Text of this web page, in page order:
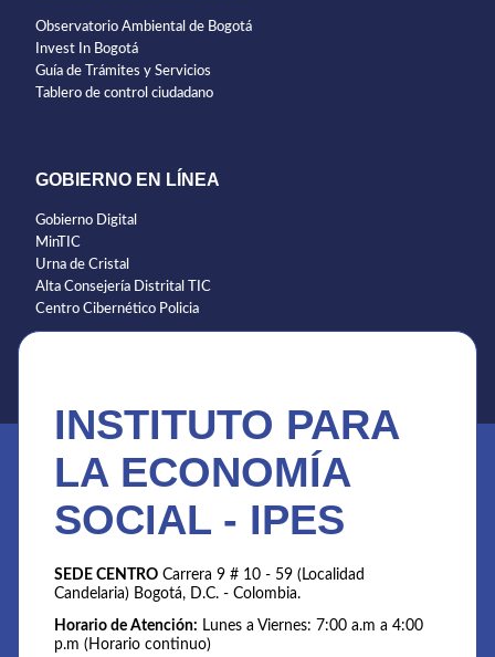
Observatorio Ambiental de Bogotá
Invest In Bogotá
Guía de Trámites y Servicios
Tablero de control ciudadano
GOBIERNO EN LÍNEA
Gobierno Digital
MinTIC
Urna de Cristal
Alta Consejería Distrital TIC
Centro Cibernético Policia
INSTITUTO PARA
LA ECONOMÍA
SOCIAL - IPES
SEDE CENTRO Carrera 9 # 10 - 59 (Localidad
Candelaria) Bogotá, D.C. - Colombia.
Horario de Atención: Lunes a Viernes: 7:00 a.m a 4:00
p.m (Horario continuo)